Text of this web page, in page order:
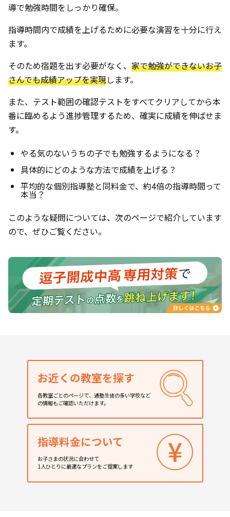
導で勉強時間をしっかり確保。
指導時間内で成績を上げるために必要な演習を十分に行え
ます。
そのため宿題を出す必要がなく、 家で勉強ができないお子
さんでも成績アップを実現します。
また、テスト範囲の確認テストをすべてクリアしてから本
番に臨めるよう進捗管理するため、確実に成績を伸ばせま
す。
やる気のないうちの子でも勉強するようになる？
具体的にどのような方法で成績を上げる？
平均的な個別指導塾と同料金で、約4倍の指導時間って
本当？
このような疑問については、次のページで紹介しています
ので、ぜひご覧ください。
お近くの教室を探す
各教室ごとのページで、通塾生徒の多い学校など
の情報もご確認いただけます。
指導料金について
お子さまの状況に合わせて
1人ひとりに最適なプランをご提案します